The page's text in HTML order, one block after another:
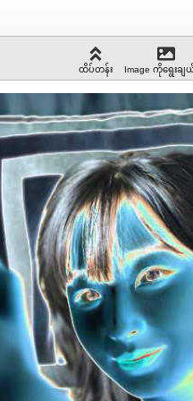
ထိပ်တန်း Image ကိုရွေးချ